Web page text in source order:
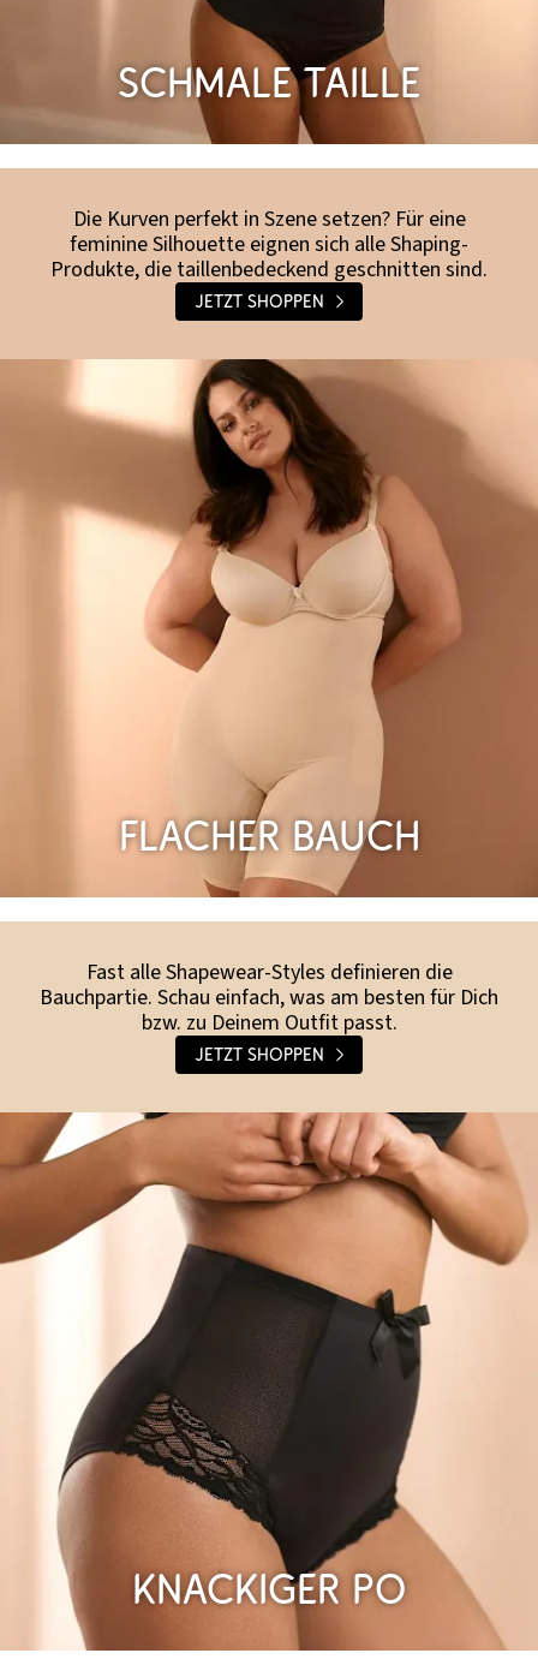
Schmale Taille
Die Kurven perfekt in Szene setzen? Für eine
feminine Silhouette eignen sich alle Shaping-
Produkte, die taillenbedeckend geschnitten sind.
Jetzt shoppen
Flacher Bauch
Fast alle Shapewear-Styles definieren die
Bauchpartie. Schau einfach, was am besten für Dich
bzw. zu Deinem Outfit passt.
Jetzt shoppen
Knackiger Po